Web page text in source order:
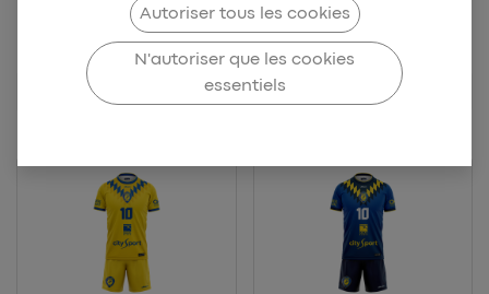
Beach park Dionysien
LASOURS
HANDBALL
Autoriser tous les cookies
N'autoriser que les cookies
essentiels